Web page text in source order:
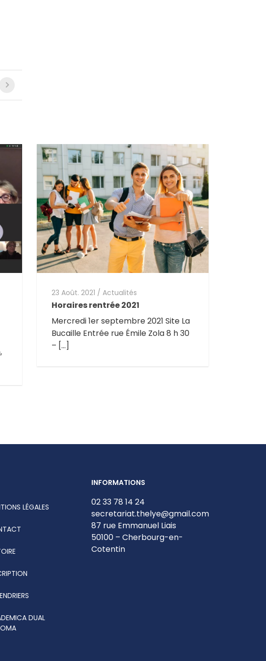
23 Août. 2021 / Actualités
Horaires rentrée 2021
Mercredi 1er septembre 2021 Site La
Bucaille Entrée rue Émile Zola 8 h 30
– […]
LÉGALES
DUAL
INFORMATIONS
02 33 78 14 24
secretariat.thelye@gmail.com
87 rue Emmanuel Liais
50100 – Cherbourg-en-
Cotentin